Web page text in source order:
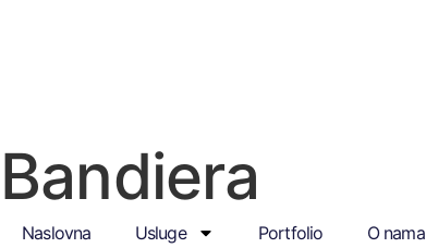
Bandiera
Naslovna Usluge Portfolio O nama